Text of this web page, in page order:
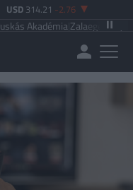
USD 314.21 -2.76
|Zalaegerszegi TE5-2Paksi